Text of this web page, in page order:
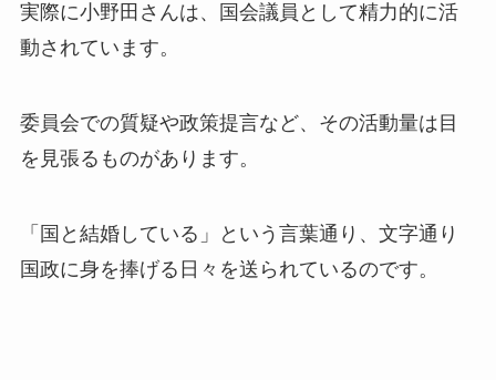
実際に小野田さんは、国会議員として精力的に活
動されています。
委員会での質疑や政策提言など、その活動量は目
を見張るものがあります。
「国と結婚している」という言葉通り、文字通り
国政に身を捧げる日々を送られているのです。